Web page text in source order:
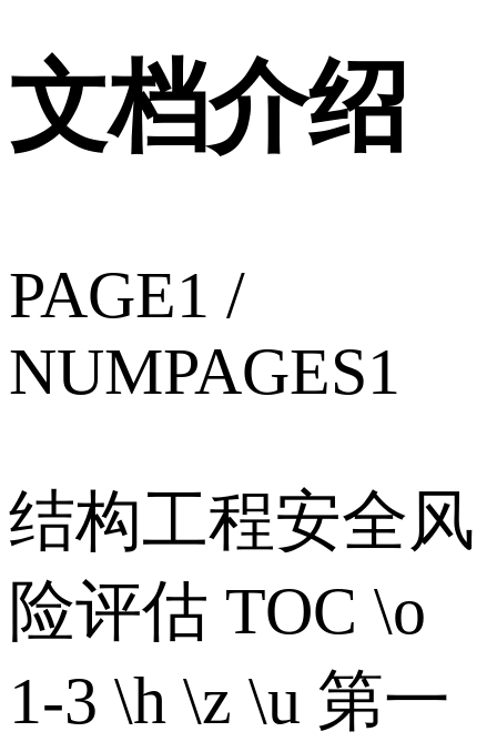
文档介绍
PAGE1 /
NUMPAGES1
结构工程安全风
险评估 TOC \o
1-3 \h \z \u 第一